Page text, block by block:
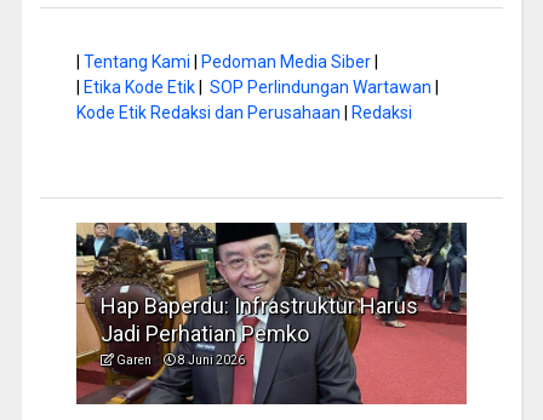
Tentang Kami Pedoman Media Siber|
Etika Kode Etik| SOP Perlindungan Wartawan
Kode Etik Redaksi dan Perusahaan
Redaksi
Hap Baperdu: Infrastruktur Harus
Jadi Perhatian Pemko
8 Juni 2026
Musim
Pengelolaan